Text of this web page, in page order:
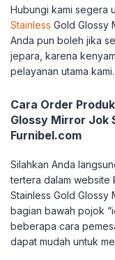
Hubungi kami segera
Stainless Gold Glossy
Anda pun boleh jika
jepara, karena
pelayanan utama kami.
Cara Order
Glossy Mirror Jok
Furnibel.com
Silahkan Anda
tertera dalam website
Stainless Gold Glossy
bagian bawah pojok
beberapa cara
dapat mudah untuk